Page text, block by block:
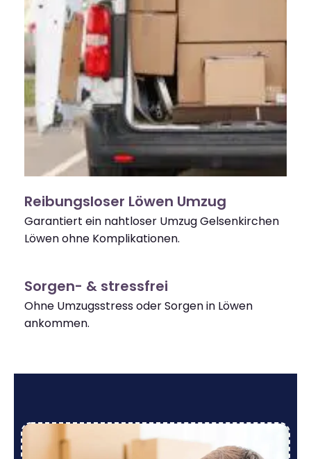
Reibungsloser Löwen Umzug
Garantiert ein nahtloser Umzug Gelsenkirchen
Löwen ohne Komplikationen.
Sorgen- & stressfrei
Ohne Umzugsstress oder Sorgen in Löwen
ankommen.